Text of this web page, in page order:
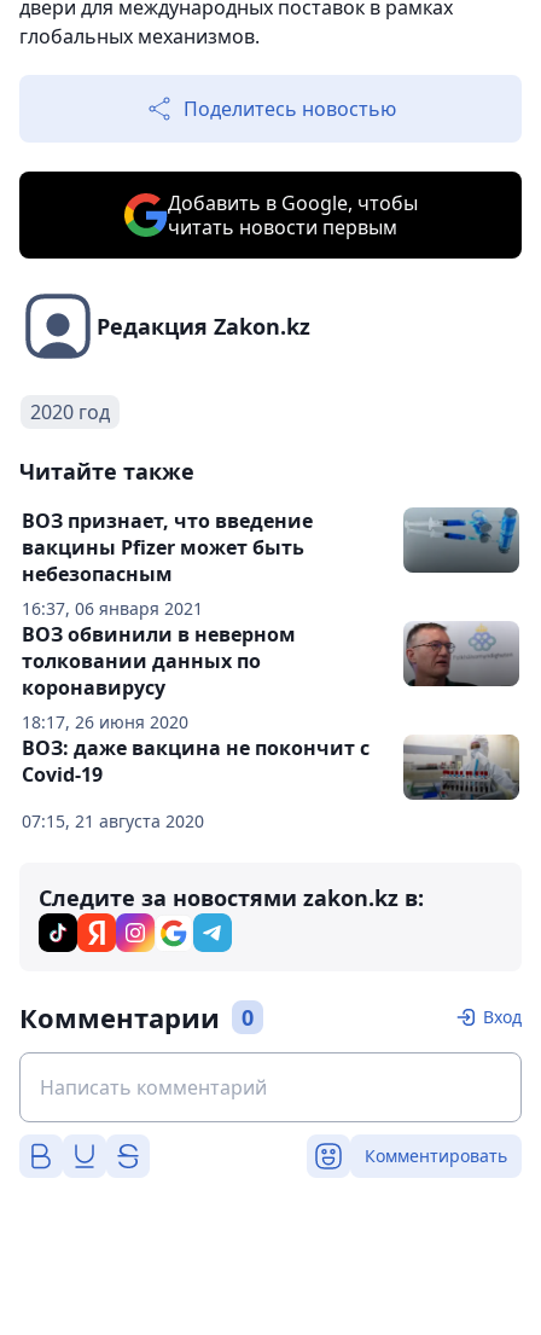
двери для международных поставок в рамках
глобальных механизмов.
Поделитесь новостью
Добавить в Google, чтобы
читать новости первым
Редакция Zakon.kz
2020 год
Читайте также
16:37, 06 января 2021
ВОЗ признает, что введение
вакцины Pfizer может быть
небезопасным
18:17, 26 июня 2020
ВОЗ обвинили в неверном
толковании данных по
коронавирусу
07:15, 21 августа 2020
ВОЗ: даже вакцина не покончит с
Covid-19
Следите за новостями zakon.kz в:
Комментарии 0 Вход
Комментировать